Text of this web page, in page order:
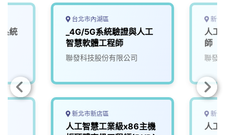
統
台北市內湖區
_4G/5G系統驗證與人工
智慧軟體工程師
聯發科技股份有限公司
新北市新店區
人工智慧工業級x86主機
新竹
人工
師
聯發科
新竹
人工